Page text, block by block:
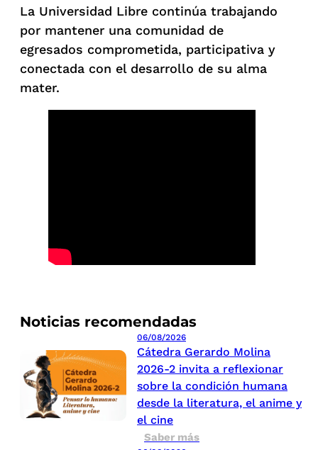
Noticias recomendadas
06/08/2026
Cátedra Gerardo Molina
2026-2 invita a reflexionar
sobre la condición humana
desde la literatura, el anime y
el cine
Saber más
La Universidad Libre continúa trabajando
por mantener una comunidad de
egresados comprometida, participativa y
conectada con el desarrollo de su alma
mater.